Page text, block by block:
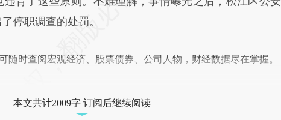
停职调查的处罚。
可随时查阅宏观经济、股票债券、公司人物，财经数据尽在掌握。
本文共计2009字 订阅后继续阅读